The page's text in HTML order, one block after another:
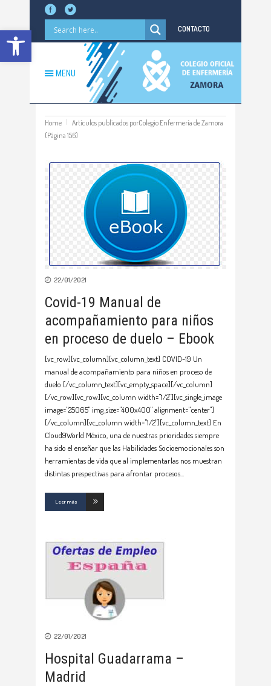
Abrir barra de herramientas CONTACTO
MENU
Home
Artículos publicados porColegio Enfermería de Zamora
(Página 156)
22/01/2021
Covid-19 Manual de
acompañamiento para niños
en proceso de duelo – Ebook
[vc_row][vc_column][vc_column_text] COVID-19 Un
manual de acompañamiento para niños en proceso de
duelo [/vc_column_text][vc_empty_space][/vc_column]
[/vc_row][vc_row][vc_column width="1/2"][vc_single_image
image="25065" img_size="400x400" alignment="center"]
[/vc_column][vc_column width="1/2"][vc_column_text] En
Cloud9World México, una de nuestras prioridades siempre
ha sido el enseñar que las Habilidades Socioemocionales son
herramientas de vida que al implementarlas nos muestran
distintas prespectivas para afrontar procesos
Leer más
22/01/2021
Hospital Guadarrama –
Madrid